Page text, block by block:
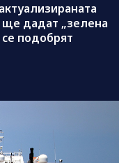
дадат „зелена
подобрят